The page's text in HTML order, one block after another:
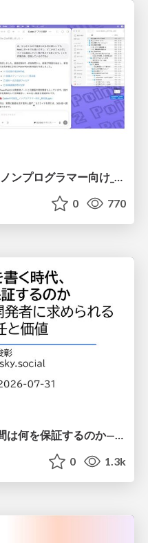
20260608_Codexの可能性_ノンプログラマー向け_大城追記
0 770
0 1.3k